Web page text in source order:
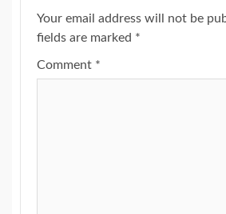
Your email address will not be
fields are marked *
Comment *